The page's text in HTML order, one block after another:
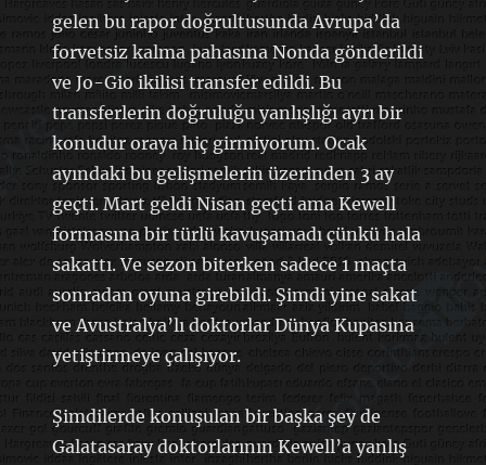
gelen bu rapor doğrultusunda Avrupa’da
forvetsiz kalma pahasına Nonda gönderildi
ve Jo-Gio ikilisi transfer edildi. Bu
transferlerin doğruluğu yanlışlığı ayrı bir
konudur oraya hiç girmiyorum. Ocak
ayındaki bu gelişmelerin üzerinden 3 ay
geçti. Mart geldi Nisan geçti ama Kewell
formasına bir türlü kavuşamadı çünkü hala
sakattı. Ve sezon biterken sadece 1 maçta
sonradan oyuna girebildi. Şimdi yine sakat
ve Avustralya’lı doktorlar Dünya Kupasına
yetiştirmeye çalışıyor.
Şimdilerde konuşulan bir başka şey de
Galatasaray doktorlarının Kewell’a yanlış